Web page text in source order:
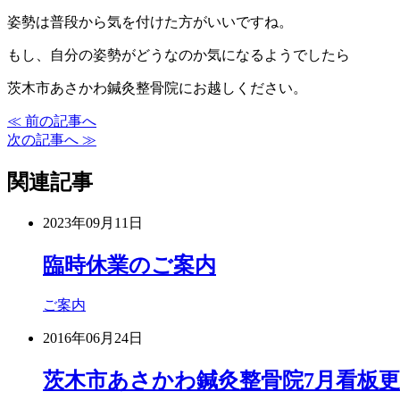
姿勢は普段から気を付けた方がいいですね。
もし、自分の姿勢がどうなのか気になるようでしたら
茨木市あさかわ鍼灸整骨院にお越しください。
≪ 前の記事へ
次の記事へ ≫
関連記事
2023年09月11日
臨時休業のご案内
ご案内
2016年06月24日
茨木市あさかわ鍼灸整骨院7月看板